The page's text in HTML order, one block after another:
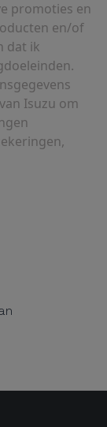
promoties en
en/of
dat ik
Isuzu om